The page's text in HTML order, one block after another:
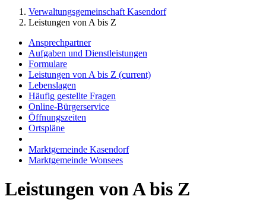
Verwaltungsgemeinschaft Kasendorf
Leistungen von A bis Z
Ansprechpartner
Aufgaben und Dienstleistungen
Formulare
Leistungen von A bis Z (current)
Lebenslagen
Häufig gestellte Fragen
Online-Bürgerservice
Öffnungszeiten
Ortspläne
Marktgemeinde Kasendorf
Marktgemeinde Wonsees
Leistungen von A bis Z